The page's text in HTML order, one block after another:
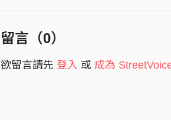
留言（0）
欲留言請先 登入 或 成為